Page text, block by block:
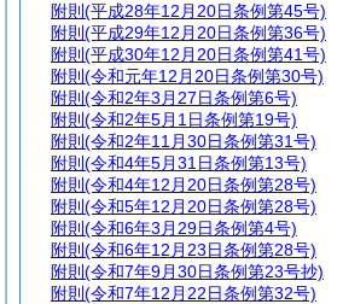
附則 (平成28年12月20日条例第45号)
附則 (平成29年12月20日条例第36号)
附則 (平成30年12月20日条例第41号)
附則 (令和元年12月20日条例第30号)
附則 (令和2年3月27日条例第6号)
附則 (令和2年5月1日条例第19号)
附則 (令和2年11月30日条例第31号)
附則 (令和4年5月31日条例第13号)
附則 (令和4年12月20日条例第28号)
附則 (令和5年12月20日条例第28号)
附則 (令和6年3月29日条例第4号)
附則 (令和6年12月23日条例第28号)
附則 (令和7年9月30日条例第23号抄)
附則 (令和7年12月22日条例第32号)